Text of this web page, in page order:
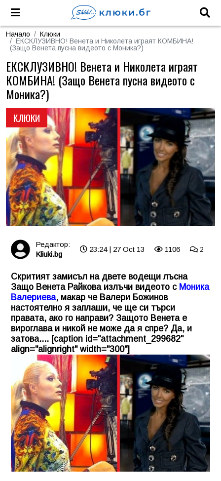
Начало
Клюки
ЕКСКЛУЗИВНО! Венета и Николета играят КОМБИНА!
(Защо Венета пусна видеото с Моника?)
КЛЮКИ
ЕКСКЛУЗИВНО! Венета и Николета играят
КОМБИНА! (Защо Венета пусна видеото с
Моника?)
Редактор:
Kliuki.bg
23:24 | 27 Oct 13 1106 2
Скритият замисъл на двете водещи лъсна
Защо Венета Райкова излъчи видеото с Моника
Валериева, макар че Валери Божинов
настоятелно я заплаши, че ще си търси
правата, ако го направи? Защото Венета е
вироглава и никой не може да я спре? Да, и
затова.... [caption id="attachment_299682"
align="alignright" width="300"]